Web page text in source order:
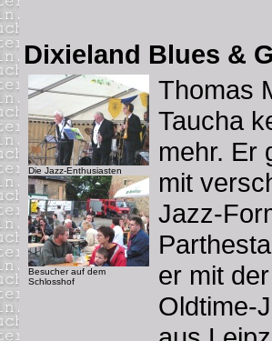
Dixieland Blues &
Die Jazz-Enthusiasten
Besucher auf dem
Schlosshof
Thomas
Taucha
mehr. Er
mit
Jazz-
er mit
Oldtime-